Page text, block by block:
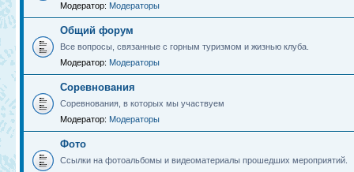
Модератор: Модераторы
Общий форум
Все вопросы, связанные с горным туризмом и жизнью клуба.
Модератор: Модераторы
Соревнования
Соревнования, в которых мы участвуем
Модератор: Модераторы
Фото
Ссылки на фотоальбомы и видеоматериалы прошедших мероприятий.